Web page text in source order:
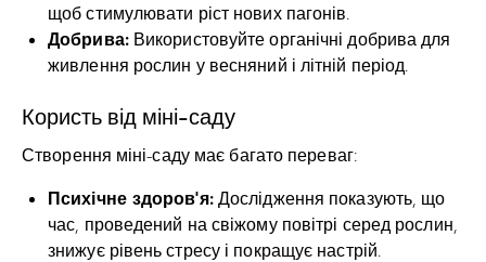
щоб стимулювати ріст нових пагонів.
Добрива:Використовуйте органічні добрива для
живлення рослин у весняний і літній період.
Користь від міні-саду
Створення міні-саду має багато переваг:
Психічне здоров’я:Дослідження показують, що
час, проведений на свіжому повітрі серед рослин,
знижує рівень стресу і покращує настрій.